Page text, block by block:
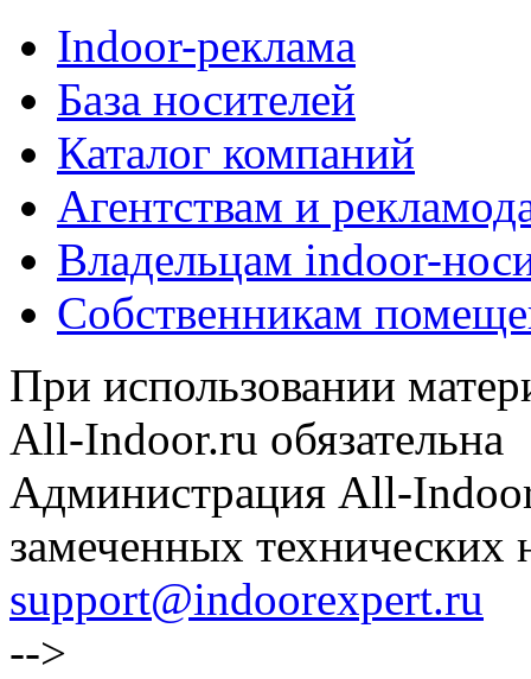
Indoor-реклама
База носителей
Каталог компаний
Агентствам и
Владельцам indoor-
Собственникам
При использовании
All-Indoor.ru обязательна
Администрация All-
замеченных технических
support@indoorexpert.ru
-->